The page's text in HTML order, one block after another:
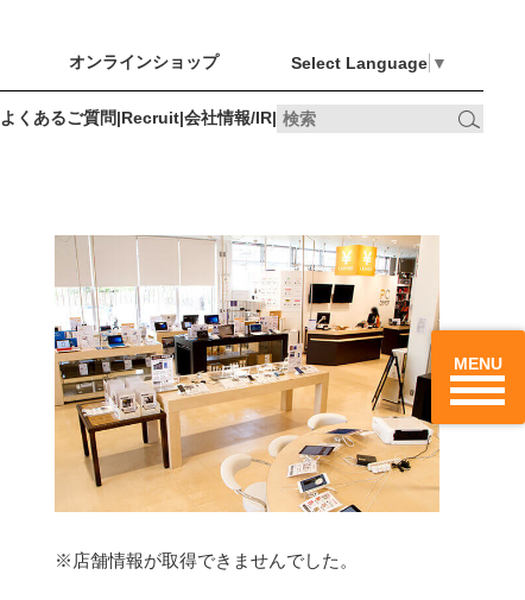
オンラインショップ Select Language ▼
よくあるご質問|Recruit|会社情報/IR|
※店舗情報が取得できませんでした。